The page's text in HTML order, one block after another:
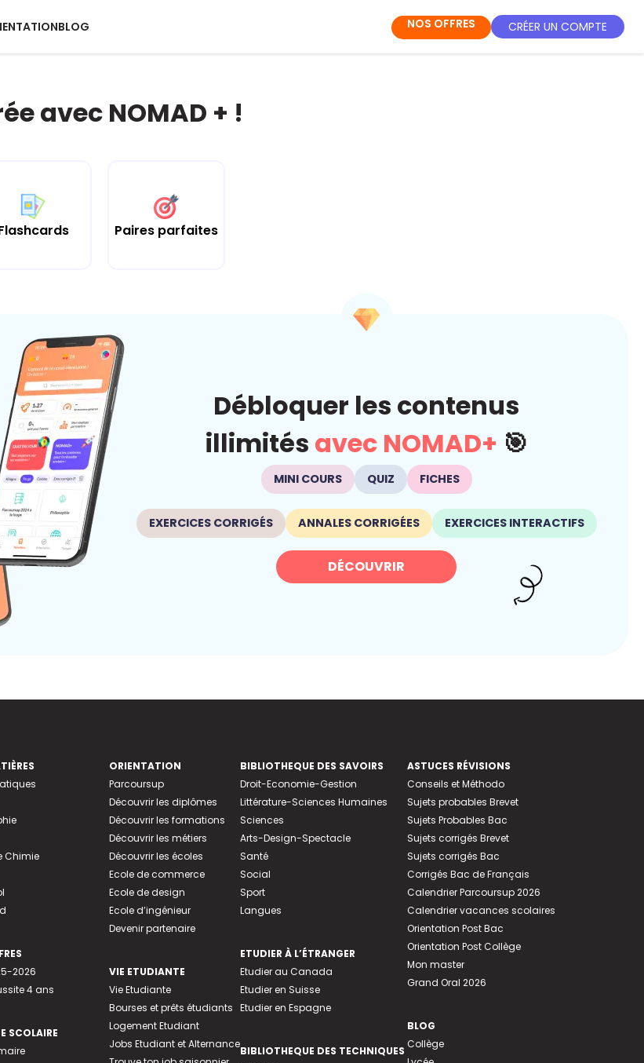
BLOG NOS OFFRES CRÉER UN COMPTE
avec NOMAD + !
Paires parfaites
Débloquer les contenus
illimités avec NOMAD+ 🎯
MINI COURS QUIZ FICHES
EXERCICES CORRIGÉS ANNALES CORRIGÉES EXERCICES INTERACTIFS
DÉCOUVRIR
Chimie
2026
4 ans
SCOLAIRE
ORIENTATION
Parcoursup
Découvrir les diplômes
Découvrir les formations
Découvrir les métiers
Découvrir les écoles
Ecole de commerce
Ecole de design
Ecole d’ingénieur
Devenir partenaire
VIE ETUDIANTE
Vie Etudiante
Bourses et prêts étudiants
Logement Etudiant
Jobs Etudiant et Alternance
BIBLIOTHEQUE DES SAVOIRS
Droit-Economie-Gestion
Littérature-Sciences Humaines
Sciences
Arts-Design-Spectacle
Santé
Social
Sport
Langues
ETUDIER À L’ÉTRANGER
Etudier au Canada
Etudier en Suisse
Etudier en Espagne
BIBLIOTHEQUE DES TECHNIQUES
ASTUCES RÉVISIONS
Conseils et Méthodo
Sujets probables Brevet
Sujets Probables Bac
Sujets corrigés Brevet
Sujets corrigés Bac
Corrigés Bac de Français
Calendrier Parcoursup 2026
Calendrier vacances scolaires
Orientation Post Bac
Orientation Post Collège
Mon master
Grand Oral 2026
BLOG
Collège